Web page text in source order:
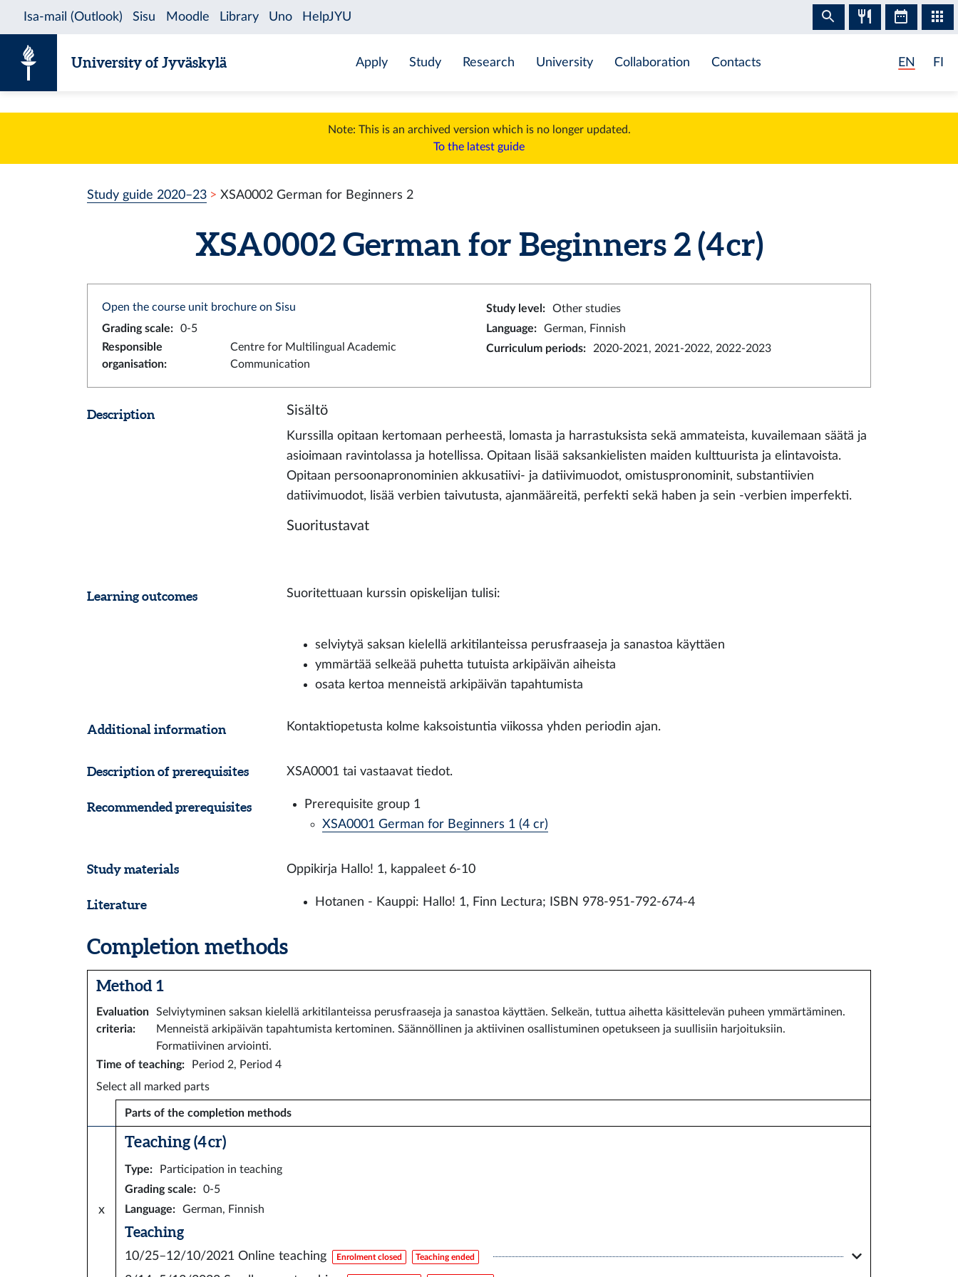
University of Jyväskylä Apply Study Research University Collaboration Contacts EN FI
Note: This is an archived version which is no longer updated.
To the latest guide
Study guide 2020–23 XSA0002 German for Beginners 2
XSA0002 German for Beginners 2 (4 cr)
Open the course unit brochure on Sisu Study level :
Other studies
Grading scale: 0-5 Language:
German, Finnish
Responsible
organisation:
Centre for Multilingual Academic
Communication
Curriculum periods: 2020-2021, 2021-2022, 2022-2023
Description Sisältö
Kurssilla opitaan kertomaan perheestä, lomasta ja harrastuksista sekä ammateista, kuvailemaan säätä ja
asioimaan ravintolassa ja hotellissa. Opitaan lisää saksankielisten maiden kulttuurista ja elintavoista.
Opitaan persoonapronominien akkusatiivi- ja datiivimuodot, omistuspronominit, substantiivien
datiivimuodot, lisää verbien taivutusta, ajanmääreitä, perfekti sekä haben ja sein -verbien imperfekti.
Suoritustavat
Learning outcomes Suoritettuaan kurssin opiskelijan tulisi:
selviytyä saksan kielellä arkitilanteissa perusfraaseja ja sanastoa käyttäen
ymmärtää selkeää puhetta tutuista arkipäivän aiheista
osata kertoa menneistä arkipäivän tapahtumista
Additional information Kontaktiopetusta kolme kaksoistuntia viikossa yhden periodin ajan.
Description of prerequisites XSA0001 tai vastaavat tiedot.
Recommended prerequisites
Prerequisite group 1
XSA0001 German for Beginners 1 (4 cr)
Study materials Oppikirja Hallo! 1, kappaleet 6-10
Literature Hotanen - Kauppi: Hallo! 1, Finn Lectura; ISBN 978-951-792-674-4
Completion methods
Method 1
Evaluation
criteria:
Selviytyminen saksan kielellä arkitilanteissa perusfraaseja ja sanastoa käyttäen. Selkeän, tuttua aihetta käsittelevän puheen ymmärtäminen.
Menneistä arkipäivän tapahtumista kertominen. Säännöllinen ja aktiivinen osallistuminen opetukseen ja suullisiin harjoituksiin.
Formatiivinen arviointi.
Time of teaching:
Period 2, Period 4
Select all marked parts
Parts of the completion methods
x
Teaching (4 cr)
Type:
Participation in teaching
Grading scale:
0-5
Language: German, Finnish
Teaching
10/25–12/10/2021 Online teaching Enrolment closed Teaching ended